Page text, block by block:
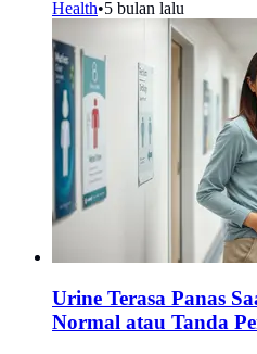
Health•5 bulan lalu
Urine Terasa Panas
Normal atau Tanda